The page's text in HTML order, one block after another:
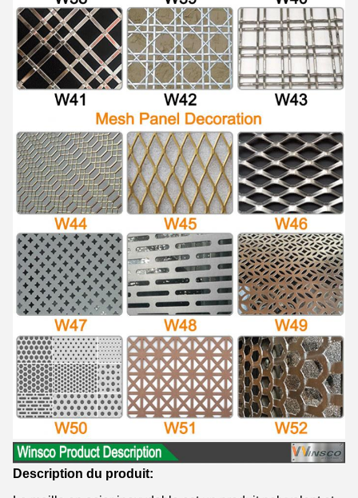
Description du produit: